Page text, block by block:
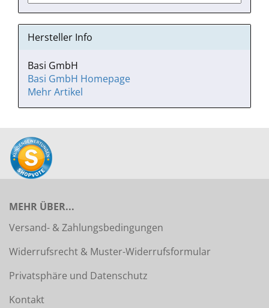
Hersteller Info
Basi GmbH
Basi GmbH Homepage
Mehr Artikel
MEHR ÜBER...
Versand- & Zahlungsbedingungen
Widerrufsrecht & Muster-Widerrufsformular
Privatsphäre und Datenschutz
Kontakt